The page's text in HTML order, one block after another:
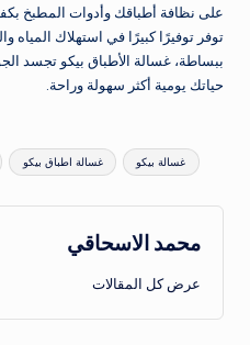
على نظافة أطباقك وأدوات المطبخ
توفر توفيرًا كبيرًا في استهلاك المياه
ببساطة، غسالة الأطباق بيكو تجسد
حياتك يومية أكثر سهولة وراحة.
العلامات: غسالة اطباق بيكو غسالة بيكو
محمد الاسحاقي
عرض كل المقالات